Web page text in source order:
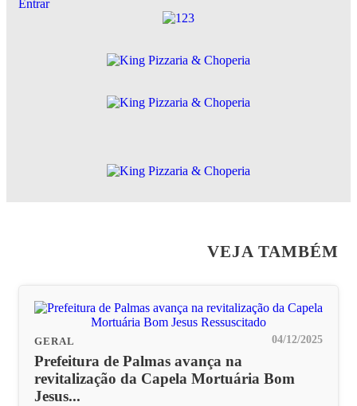
Entrar
VEJA TAMBÉM
GERAL 04/12/2025
Prefeitura de Palmas avança na
revitalização da Capela Mortuária Bom
Jesus...